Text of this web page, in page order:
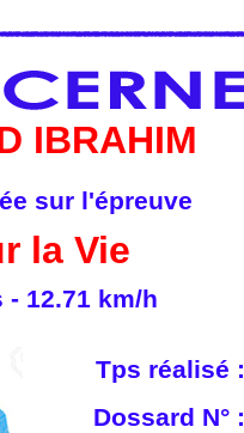
IBRAHIM
sur l'épreuve
la Vie
- 12.71 km/h
Tps réalisé :
Dossard N° :